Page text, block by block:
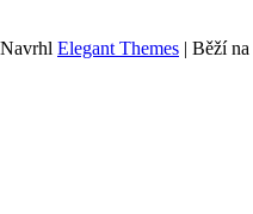
Navrhl Elegant Themes | Běží na